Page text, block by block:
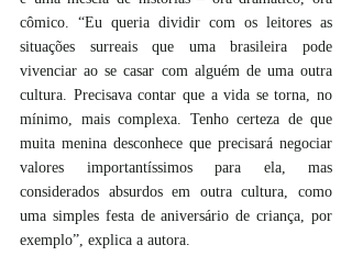
cômico. “Eu queria dividir com os leitores as
situações surreais que uma brasileira pode
vivenciar ao se casar com alguém de uma outra
cultura. Precisava contar que a vida se torna, no
mínimo, mais complexa. Tenho certeza de que
muita menina desconhece que precisará negociar
valores importantíssimos para ela, mas
considerados absurdos em outra cultura, como
uma simples festa de aniversário de criança, por
exemplo”, explica a autora.